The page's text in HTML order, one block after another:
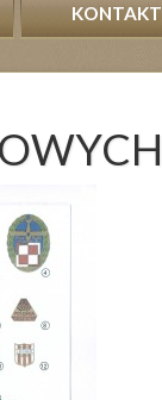
KONTAKT